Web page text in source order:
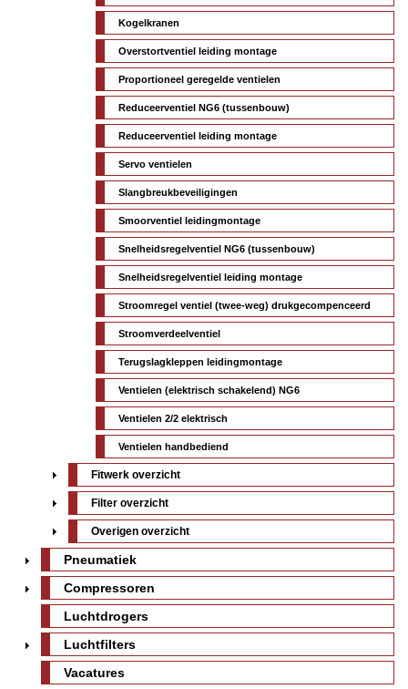
Kogelkranen
Overstortventiel leiding montage
Proportioneel geregelde ventielen
Reduceerventiel NG6 (tussenbouw)
Reduceerventiel leiding montage
Servo ventielen
Slangbreukbeveiligingen
Smoorventiel leidingmontage
Snelheidsregelventiel NG6 (tussenbouw)
Snelheidsregelventiel leiding montage
Stroomregel ventiel (twee-weg) drukgecompenceerd
Stroomverdeelventiel
Terugslagkleppen leidingmontage
Ventielen (elektrisch schakelend) NG6
Ventielen 2/2 elektrisch
Ventielen handbediend
Fitwerk overzicht
Filter overzicht
Overigen overzicht
Pneumatiek
Compressoren
Luchtdrogers
Luchtfilters
Vacatures